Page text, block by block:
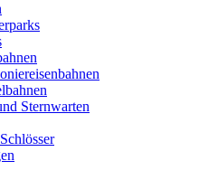
Sternwarten